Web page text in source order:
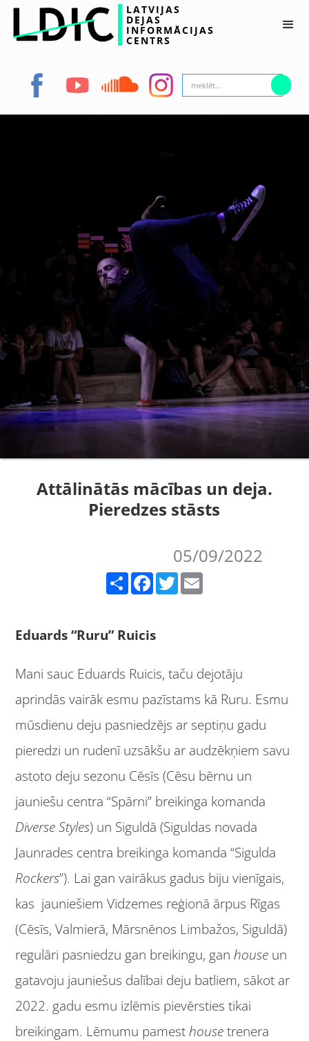
LATVIJAS
DEJAS
INFORMĀCIJAS
CENTRS
Attālinātās mācības un deja.
Pieredzes stāsts
05/09/2022
Share Facebook Twitter
Eduards “Ruru” Ruicis
Mani sauc Eduards Ruicis, taču dejotāju
aprindās vairāk esmu pazīstams kā Ruru. Esmu
mūsdienu deju pasniedzējs ar septiņu gadu
pieredzi un rudenī uzsākšu ar audzēkņiem savu
astoto deju sezonu Cēsīs (Cēsu bērnu un
jauniešu centra “Spārni” breikinga komanda
Diverse Styles) un Siguldā (Siguldas novada
Jaunrades centra breikinga komanda “Sigulda
Rockers”). Lai gan vairākus gadus biju vienīgais,
kas jauniešiem Vidzemes reģionā ārpus Rīgas
(Cēsīs, Valmierā, Mārsnēnos Limbažos, Siguldā)
regulāri pasniedzu gan breikingu, gan house un
gatavoju jauniešus dalībai deju batliem, sākot ar
2022. gadu esmu izlēmis pievērsties tikai
breikingam. Lēmumu pamesthousetrenera